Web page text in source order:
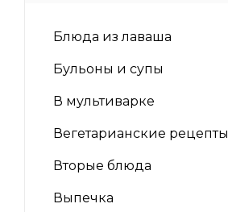
Блюда из лаваша
Бульоны и супы
В мультиварке
Вегетарианские рецепты
Вторые блюда
Выпечка